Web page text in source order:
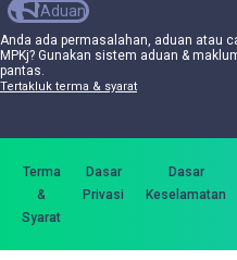
Aduan
Anda ada permasalahan, aduan atau
MPKj? Gunakan sistem aduan &
pantas.
Tertakluk terma & syarat
Terma
&
Syarat
Dasar
Privasi
Dasar
Keselamatan